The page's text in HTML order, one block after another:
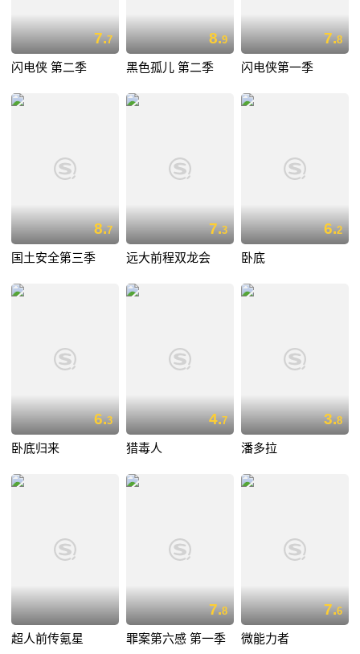
7.7
闪电侠 第二季
8.9
黑色孤儿 第二季
7.8
闪电侠第一季
8.7
国土安全第三季
7.3
远大前程双龙会
6.2
卧底
6.3
卧底归来
4.7
猎毒人
3.8
潘多拉
超人前传氪星
7.8
罪案第六感 第一季
7.6
微能力者